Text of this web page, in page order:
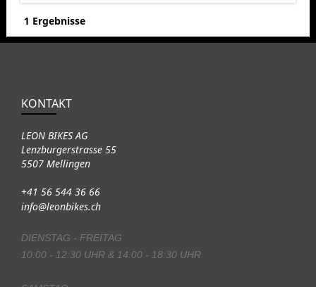
1 Ergebnisse
KONTAKT
LEON BIKES AG
Lenzburgerstrasse 55
5507 Mellingen
+41 56 544 36 66
info@leonbikes.ch
DIENSTAG - FREITAG
10:00 - 12:30 UHR & 14:00 - 18:30 UHR